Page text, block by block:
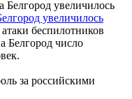
увеличилось
беспилотников
число